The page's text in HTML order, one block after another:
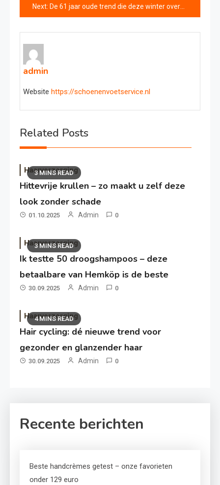
Next: De 61 jaar oude trend die deze winter overal te zien is — het verhaal achter de pillbox hoed
admin
Website https://schoenenvoetservice.nl
Related Posts
3 MINS READ
Haarverzorging
Hittevrije krullen – zo maakt u zelf deze
look zonder schade
01.10.2025 Admin 0
3 MINS READ
Haarverzorging
Ik testte 50 droogshampoos – deze
betaalbare van Hemköp is de beste
30.09.2025 Admin 0
4 MINS READ
Haarverzorging
Hair cycling: dé nieuwe trend voor
gezonder en glanzender haar
30.09.2025 Admin 0
Recente berichten
Beste handcrèmes getest – onze favorieten
onder 129 euro